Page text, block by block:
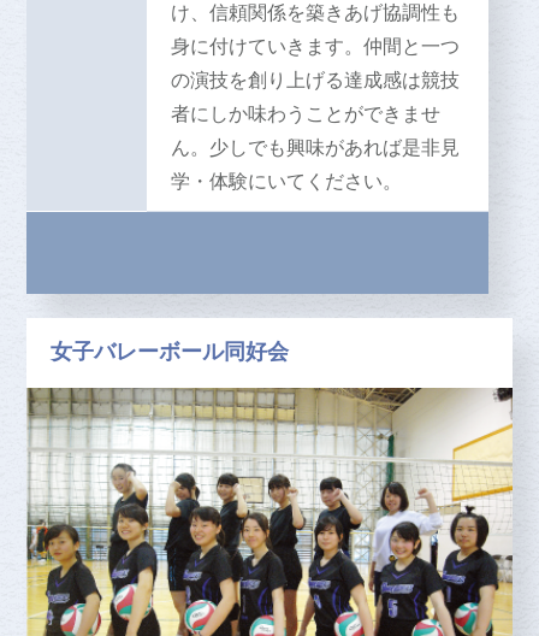
け、信頼関係を築きあげ協調性も
身に付けていきます。仲間と一つ
の演技を創り上げる達成感は競技
者にしか味わうことができませ
ん。少しでも興味があれば是非見
学・体験にいてください。
女子バレーボール同好会